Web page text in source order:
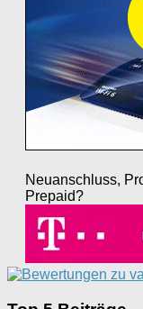
Neuanschluss,
Prepaid?